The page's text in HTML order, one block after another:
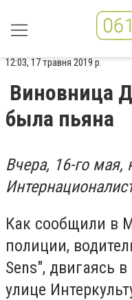
12:03, 17 травня 2019 р.
Виновница
была пьяна
Вчера, 16-го мая,
Как сообщили в
полиции,
Sens", двигаясь
улице